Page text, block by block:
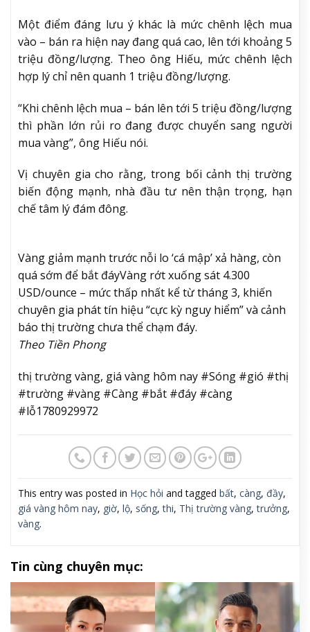
Một điểm đáng lưu ý khác là mức chênh lệch mua
vào – bán ra hiện nay đang quá cao, lên tới khoảng 5
triệu đồng/lượng. Theo ông Hiếu, mức chênh lệch
hợp lý chỉ nên quanh 1 triệu đồng/lượng.
“Khi chênh lệch mua – bán lên tới 5 triệu đồng/lượng
thì phần lớn rủi ro đang được chuyển sang người
mua vàng”, ông Hiếu nói.
Vị chuyên gia cho rằng, trong bối cảnh thị trường
biến động mạnh, nhà đầu tư nên thận trọng, hạn
chế tâm lý đám đông.
Vàng giảm mạnh trước nỗi lo ‘cá mập’ xả hàng, còn
quá sớm để bắt đáyVàng rớt xuống sát 4.300
USD/ounce – mức thấp nhất kể từ tháng 3, khiến
chuyên gia phát tín hiệu “cực kỳ nguy hiểm” và cảnh
báo thị trường chưa thể chạm đáy.
Theo Tiền Phong
thị trường vàng, giá vàng hôm nay #Sóng #gió #thị
#trường #vàng #Càng #bắt #đáy #càng
#lỗ1780929972
This entry was posted in Học hỏi and tagged bất, càng, đầy,
giá vàng hôm nay, giờ, lộ, sống,thi, Thị trường vàng,trưởng,
vàng.
Tin cùng chuyên mục: